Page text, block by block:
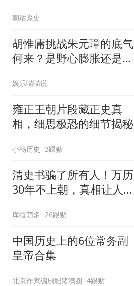
朝话熹史
胡惟庸挑战朱元璋的底气
何来？是野心膨胀还是被
娱乐喵喵说
雍正王朝片段藏正史真
相，细思极恐的细节揭秘
小杨历史 3跟贴
清史书骗了所有人！万历
30年不上朝，真相让人心
库拉萌多 26跟贴
中国历史上的6位常务副
皇帝合集
北京作家编剧肥猪满圈 4跟贴